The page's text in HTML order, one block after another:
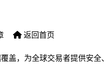
返回首页
盖，为全球交易者提供安全、